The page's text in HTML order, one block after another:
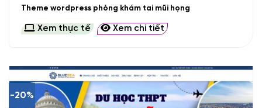
Theme wordpress phòng khám tai mũi họng
Xem thực tế Xem chi tiết
-20%